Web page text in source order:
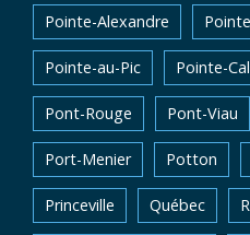
Pointe-Alexandre
Pointe-au-Pic Pointe-
Pont-Rouge Pont-Viau
Port-Menier Potton
Princeville Québec